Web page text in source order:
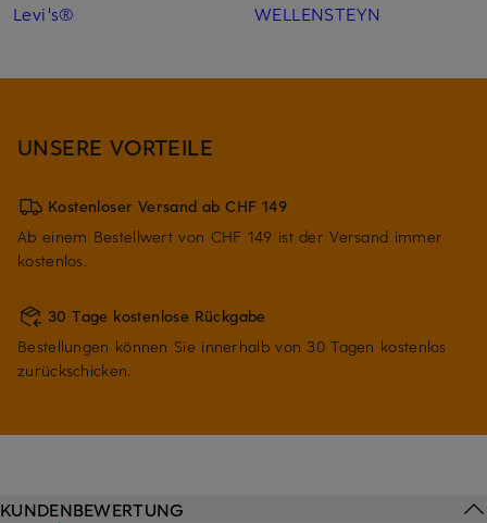
Levi's®
WELLENSTEYN
UNSERE VORTEILE
Kostenloser Versand ab CHF 149
Ab einem Bestellwert von CHF 149 ist der Versand immer
kostenlos.
30 Tage kostenlose Rückgabe
Bestellungen können Sie innerhalb von 30 Tagen kostenlos
zurückschicken.
KUNDENBEWERTUNG